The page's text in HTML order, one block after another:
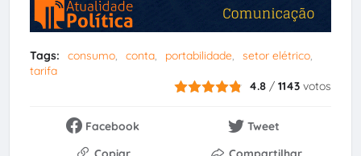
Tags: consumo conta portabilidade
setor elétrico
tarifa
4.8 /1143 votos
Facebook
Tweet